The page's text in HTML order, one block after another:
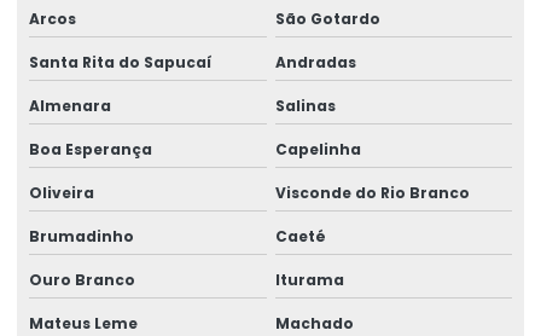
Gestão de ergonomia
Gestão de ntep
Gestão de segurança e saúde ocupacional
Higiene do trabalho
Higiene ocupacional segurança do trabalho
Arcos São Gotardo
Santa Rita do Sapucaí Andradas
Almenara Salinas
Boa Esperança Capelinha
Oliveira Visconde do Rio Branco
Brumadinho Caeté
Ouro Branco Iturama
Mateus Leme Machado